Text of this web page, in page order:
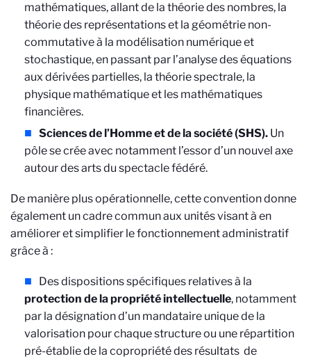
mathématiques, allant de la théorie des nombres, la
théorie des représentations et la géométrie non-
commutative à la modélisation numérique et
stochastique, en passant par l’analyse des équations
aux dérivées partielles, la théorie spectrale, la
physique mathématique et les mathématiques
financières.
Sciences de l’Homme et de la société (SHS). Un
pôle se crée avec notamment l’essor d’un nouvel axe
autour des arts du spectacle fédéré.
De manière plus opérationnelle, cette convention donne
également un cadre commun aux unités visant à en
améliorer et simplifier le fonctionnement administratif
grâce à :
Des dispositions spécifiques relatives à la
protection de la propriété intellectuelle, notamment
par la désignation d’un mandataire unique de la
valorisation pour chaque structure ou une répartition
pré-établie de la copropriété des résultats de